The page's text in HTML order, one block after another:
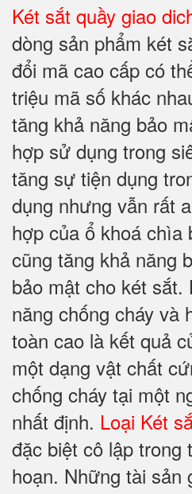
Két sắt quầy giao
dòng sản phẩm két
đổi mã cao cấp có
triệu mã số khác
tăng khả năng bảo
hợp sử dụng trong
tăng sự tiện dụng
dụng nhưng vẫn rất
hợp của ổ khoá chìa
cũng tăng khả năng
bảo mật cho két sắt.
năng chống cháy và
toàn cao là kết quả
một dạng vật chất
chống cháy tại một
nhất định. Loại Két
đặc biệt cô lập trong
hoạn. Những tài sản